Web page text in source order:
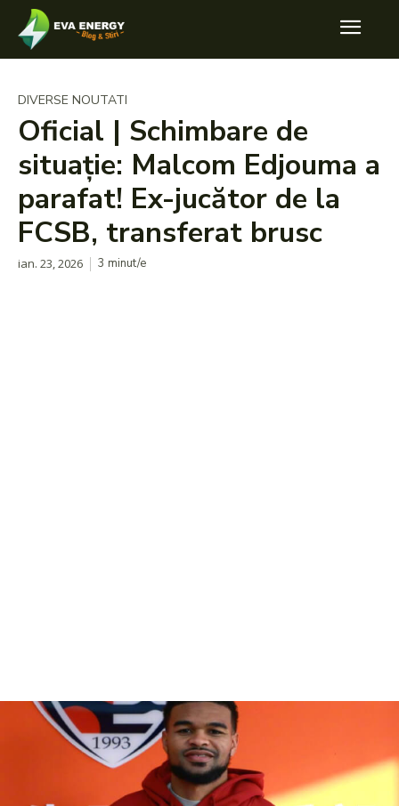
DIVERSE NOUTATI
Oficial | Schimbare de
situație: Malcom Edjouma a
parafat! Ex-jucător de la
FCSB, transferat brusc
ian. 23, 2026 3 minut/e